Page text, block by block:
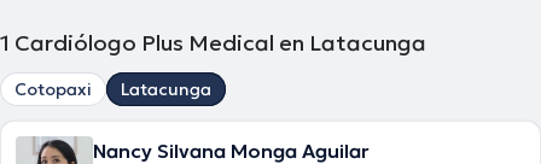
1 Cardiólogo Plus Medical en Latacunga
Cotopaxi Latacunga
Nancy Silvana Monga Aguilar